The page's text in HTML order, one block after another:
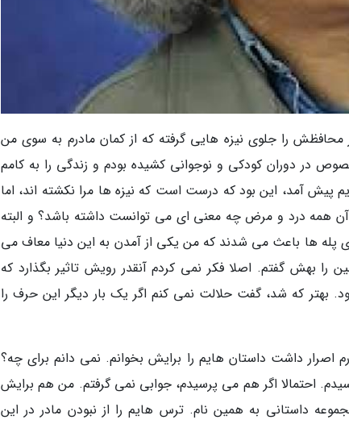
را جلوی نیزه هایی گرفته که از کمان مادرم به سوی من
در دوران کودکی و نوجوانی کشیده بودم و زندگی را به کامم
پیش آمد، این بود که درست است که نیزه ها مرا نکشته اند، اما
همه درد و مرض چه معنی ای می توانست داشته باشد؟ و البته
پله ها باعث می شدند که من یکی از آمدن به این دنیا معاف می
را بهش گفتم. اصلا فکر نمی کردم آنقدر رویش تاثیر بگذارد که
بهتر که شد، گفت حلالت نمی کنم اگر یک بار دیگر این حرف را
اصرار داشت داستان هایم را برایش بخوانم. نمی دانم برای چه؟
احتمالا اگر هم می پرسیدم، جوابی نمی گرفتم. من هم برایش
حضور در مجموعه داستانی به همین نام. ترس هایم را از نبودن مادر در این